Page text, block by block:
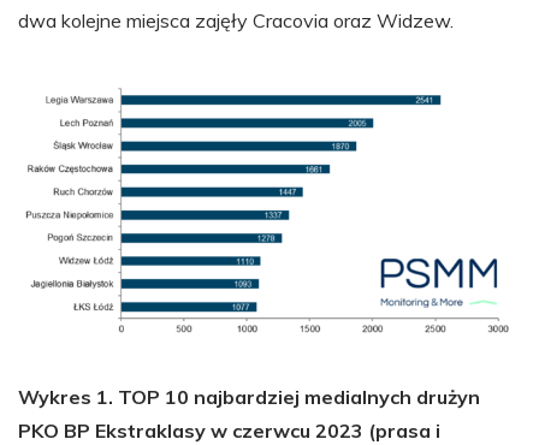
dwa kolejne miejsca zajęły Cracovia oraz Widzew.
Wykres 1. TOP 10 najbardziej medialnych drużyn
PKO BP Ekstraklasy w czerwcu 2023 (prasa i